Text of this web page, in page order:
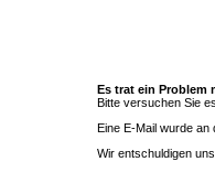
Es trat ein Problem
Bitte versuchen Sie
Eine E-Mail wurde an
Wir entschuldigen